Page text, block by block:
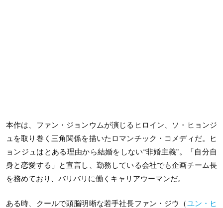
本作は、ファン・ジョンウムが演じるヒロイン、ソ・ヒョンジ
ュを取り巻く三角関係を描いたロマンチック・コメディだ。ヒ
ョンジュはとある理由から結婚をしない“非婚主義”。「自分自
身と恋愛する」と宣言し、勤務している会社でも企画チーム長
を務めており、バリバリに働くキャリアウーマンだ。
ある時、クールで頭脳明晰な若手社長ファン・ジウ（ユン・ヒ